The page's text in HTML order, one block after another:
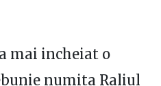
mai incheiat o
numita Raliul